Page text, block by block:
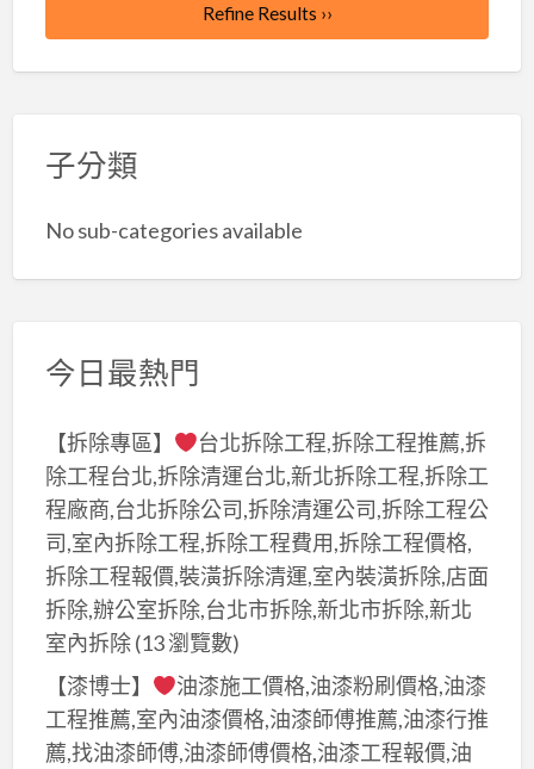
Refine Results ››
子分類
No sub-categories available
今日最熱門
【拆除專區】
台北拆除工程,拆除工程推薦,拆
除工程台北,拆除清運台北,新北拆除工程,拆除工
程廠商,台北拆除公司,拆除清運公司,拆除工程公
司,室內拆除工程,拆除工程費用,拆除工程價格,
拆除工程報價,裝潢拆除清運,室內裝潢拆除,店面
拆除,辦公室拆除,台北市拆除,新北市拆除,新北
室內拆除(13 瀏覽數)
【漆博士】
油漆施工價格,油漆粉刷價格,油漆
工程推薦,室內油漆價格,油漆師傅推薦,油漆行推
薦,找油漆師傅,油漆師傅價格,油漆工程報價,油